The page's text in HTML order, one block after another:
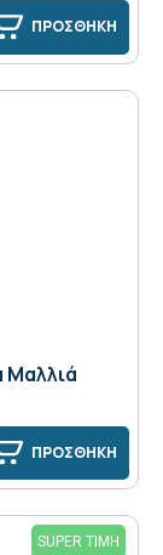
ΠΡΟΣΘΗΚΗ
Μαλλιά
ΠΡΟΣΘΗΚΗ
SUPER ΤΙΜΗ